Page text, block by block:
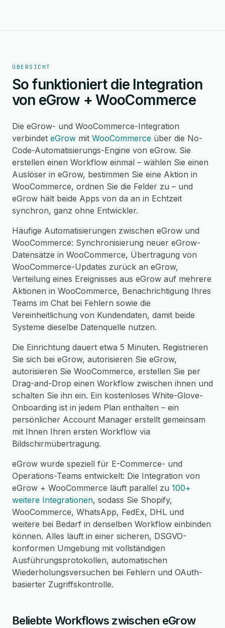
ÜBERSICHT
So funktioniert die Integration
von eGrow + WooCommerce
Die eGrow- und WooCommerce-Integration
verbindet eGrow mit WooCommerce über die No-
Code-Automatisierungs-Engine von eGrow. Sie
erstellen einen Workflow einmal – wählen Sie einen
Auslöser in eGrow, bestimmen Sie eine Aktion in
WooCommerce, ordnen Sie die Felder zu – und
eGrow hält beide Apps von da an in Echtzeit
synchron, ganz ohne Entwickler.
Häufige Automatisierungen zwischen eGrow und
WooCommerce: Synchronisierung neuer eGrow-
Datensätze in WooCommerce, Übertragung von
WooCommerce-Updates zurück an eGrow,
Verteilung eines Ereignisses aus eGrow auf mehrere
Aktionen in WooCommerce, Benachrichtigung Ihres
Teams im Chat bei Fehlern sowie die
Vereinheitlichung von Kundendaten, damit beide
Systeme dieselbe Datenquelle nutzen.
Die Einrichtung dauert etwa 5 Minuten. Registrieren
Sie sich bei eGrow, autorisieren Sie eGrow,
autorisieren Sie WooCommerce, erstellen Sie per
Drag-and-Drop einen Workflow zwischen ihnen und
schalten Sie ihn ein. Ein kostenloses White-Glove-
Onboarding ist in jedem Plan enthalten – ein
persönlicher Account Manager erstellt gemeinsam
mit Ihnen Ihren ersten Workflow via
Bildschirmübertragung.
eGrow wurde speziell für E-Commerce- und
Operations-Teams entwickelt: Die Integration von
eGrow + WooCommerce läuft parallel zu 100+
weitere Integrationen, sodass Sie Shopify,
WooCommerce, WhatsApp, FedEx, DHL und
weitere bei Bedarf in denselben Workflow einbinden
können. Alles läuft in einer sicheren, DSGVO-
konformen Umgebung mit vollständigen
Ausführungsprotokollen, automatischen
Wiederholungsversuchen bei Fehlern und OAuth-
basierter Zugriffskontrolle.
Beliebte Workflows zwischen eGrow